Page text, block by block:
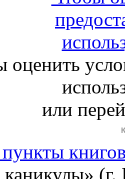
оценить
или
каникулы» (г.